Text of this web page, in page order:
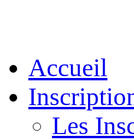
Accueil
Les